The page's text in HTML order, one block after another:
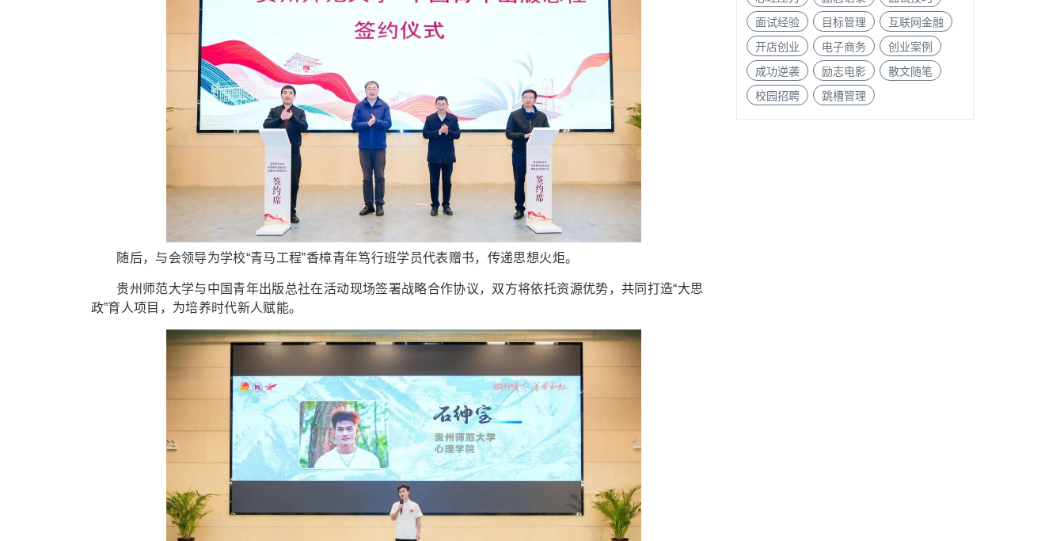
随后，与会领导为学校“青马工程”香樟青年笃行班学员代表赠书，传递思想火炬。
贵州师范大学与中国青年出版总社在活动现场签署战略合作协议，双方将依托资源优势，共同打造“大思
政”育人项目，为培养时代新人赋能。
面试经验
目标管理
互联网金融
开店创业
电子商务
创业案例
成功逆袭
励志电影
散文随笔
校园招聘
跳槽管理